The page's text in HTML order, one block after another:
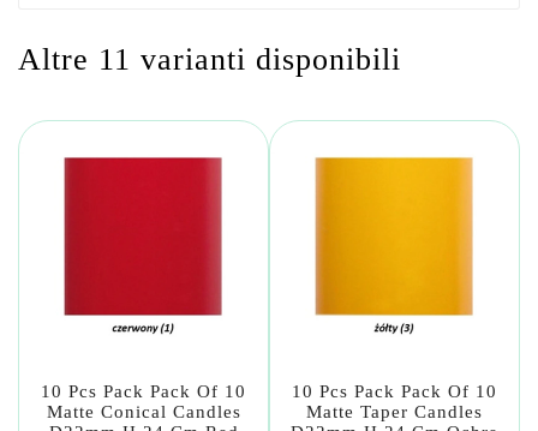
Altre 11 varianti disponibili
10 Pcs Pack Pack Of 10
Matte Conical Candles
10 Pcs Pack Pack Of 10
Matte Taper Candles